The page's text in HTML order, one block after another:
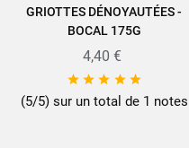
GRIOTTES DÉNOYAUTÉES -
BOCAL 175G
4,40 €
    
(5/5) sur un total de 1 notes